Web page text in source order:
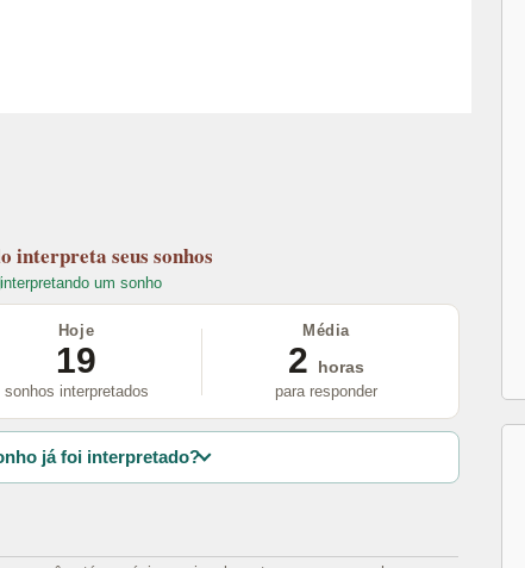
interpreta seus sonhos
interpretando um sonho
Hoje
19
sonhos interpretados
Média
2
horas
para responder
já foi interpretado?